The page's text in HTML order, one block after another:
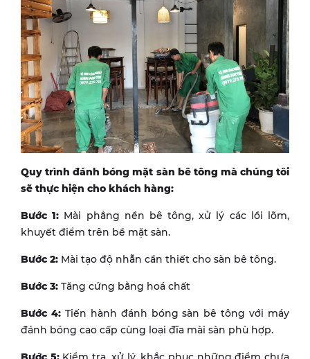
Quy trình đánh bóng mặt sàn bê tông mà chúng tôi
sẽ thực hiện cho khách hàng:
Bước 1: Mài phẳng nền bê tông, xử lý các lồi lõm,
khuyết điểm trên bề mặt sàn.
Bước 2: Mài tạo độ nhẵn cần thiết cho sàn bê tông.
Bước 3: Tăng cứng bằng hoá chất
Bước 4:Tiến hành đánh bóng sàn bê tông với máy
đánh bóng cao cấp cùng loại đĩa mài sàn phù hợp.